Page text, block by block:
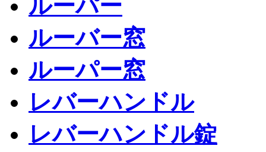
ルーパー
ルーバー窓
ルーパー窓
レバーハンドル
レバーハンドル錠